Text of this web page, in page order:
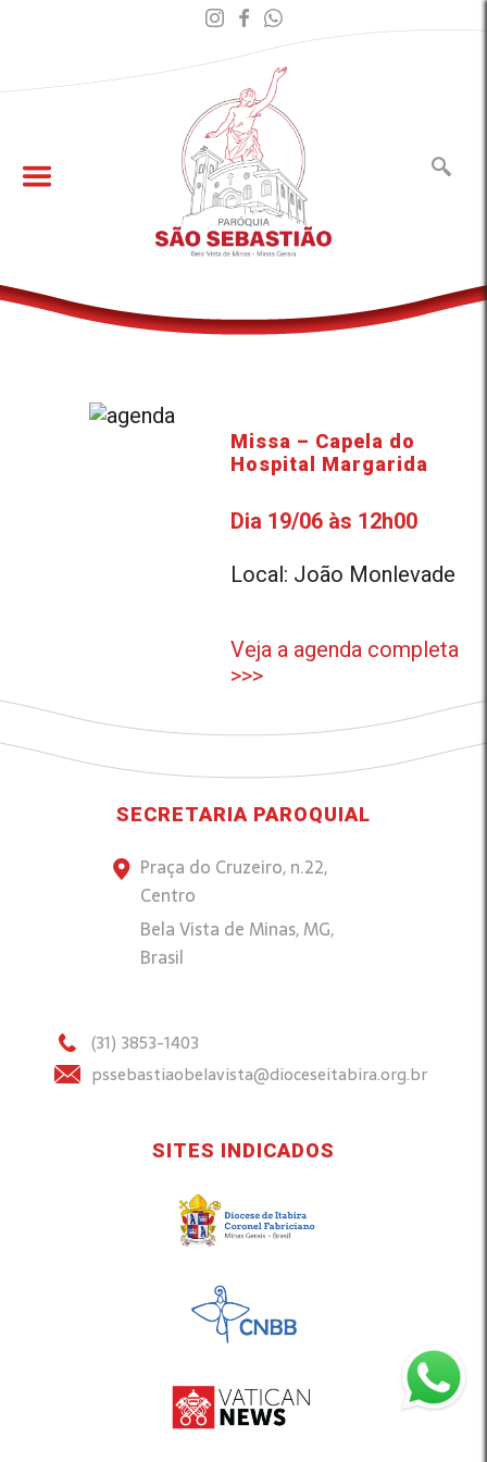
Missa – Capela do
Hospital Margarida
Dia 19/06 às 12h00
Local: João Monlevade
Veja a agenda completa
>>>
SECRETARIA PAROQUIAL
Praça do Cruzeiro, n.22,
Centro
Bela Vista de Minas, MG,
Brasil
(31) 3853-1403
pssebastiaobelavista@dioceseitabira.org.br
SITES INDICADOS